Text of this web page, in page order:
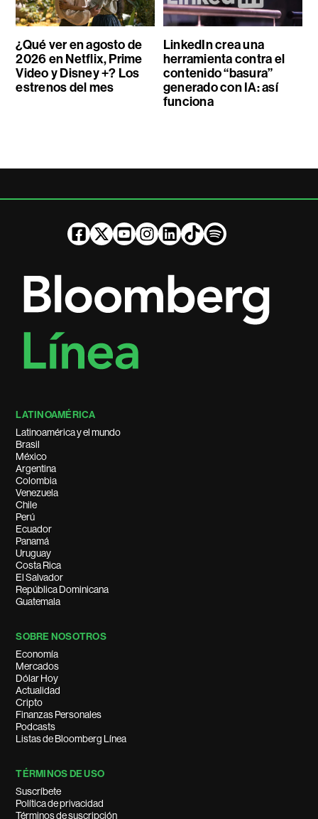
¿Qué ver en agosto de
2026 en Netflix, Prime
Video y Disney +? Los
estrenos del mes
LinkedIn crea una
herramienta contra el
contenido “basura”
generado con IA: así
funciona
LATINOAMÉRICA
Latinoamérica y el mundo
Brasil
México
Argentina
Colombia
Venezuela
Chile
Perú
Ecuador
Panamá
Uruguay
Costa Rica
El Salvador
República Dominicana
Guatemala
SOBRE NOSOTROS
Economía
Mercados
Dólar Hoy
Actualidad
Cripto
Finanzas Personales
Podcasts
Listas de Bloomberg Línea
TÉRMINOS DE USO
Suscríbete
Política de privacidad
Términos de suscripción